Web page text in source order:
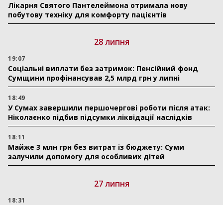
Лікарня Святого Пантелеймона отримала нову
побутову техніку для комфорту пацієнтів
28 липня
19:07
Соціальні виплати без затримок: Пенсійний фонд
Сумщини профінансував 2,5 млрд грн у липні
18:49
У Сумах завершили першочергові роботи після атак:
Ніколаєнко підбив підсумки ліквідації наслідків
18:11
Майже 3 млн грн без витрат із бюджету: Суми
залучили допомогу для особливих дітей
27 липня
18:31